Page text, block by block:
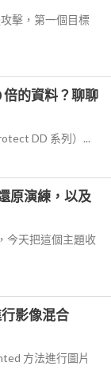
擊，第一個目標
的資料？聊聊
DD 系列）...
原演練，以及
今天把這個主題收
影像混合
方法進行圖片